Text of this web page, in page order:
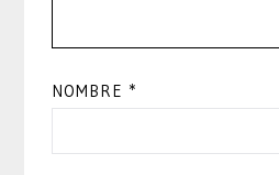
NOMBRE *